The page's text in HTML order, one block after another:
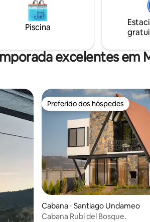
redor em um ambiente
confortável com água
hidromassagem Cozinha totalmente
equipada e privativa
Piscina
excelentes em
Preferido dos hóspedes
Preferido dos hóspedes
Cabana ⋅ Santiago Undameo
Cabana Rubí del Bosque.